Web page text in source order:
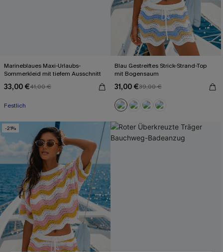
Marineblaues Maxi-Urlaubs-
Sommerkleid mit tiefem Ausschnitt
33,00 €41,00 €
Mit Gratis-Maßband
Blau Gestreiftes Strick-Strand-Top
mit Bogensaum
31,00 €39,00 €
-21%